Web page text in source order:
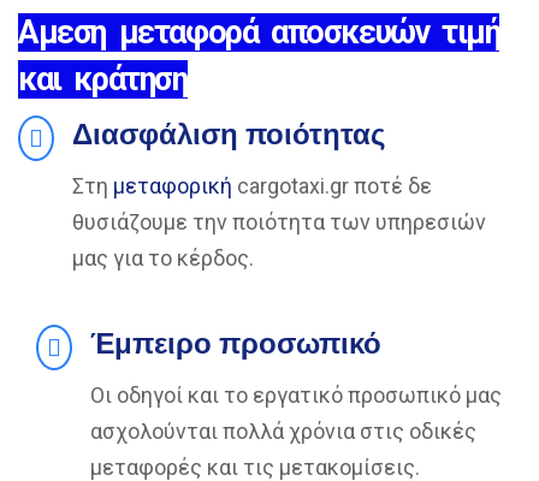
Αμεση μεταφορά αποσκευών τιμή
και κράτηση
Διασφάλιση ποιότητας
Στη μεταφορική cargotaxi.gr ποτέ δε
θυσιάζουμε την ποιότητα των υπηρεσιών
μας για το κέρδος.
Έμπειρο προσωπικό
Οι οδηγοί και το εργατικό προσωπικό μας
ασχολούνται πολλά χρόνια στις οδικές
μεταφορές και τις μετακομίσεις.